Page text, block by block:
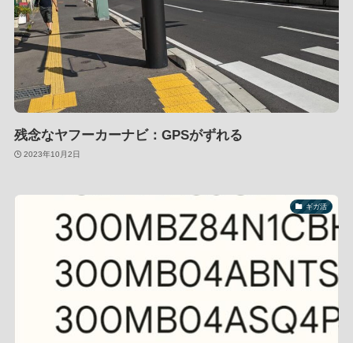
残念なヤフーカーナビ：GPSがずれる
2023年10月2日
ギガ活